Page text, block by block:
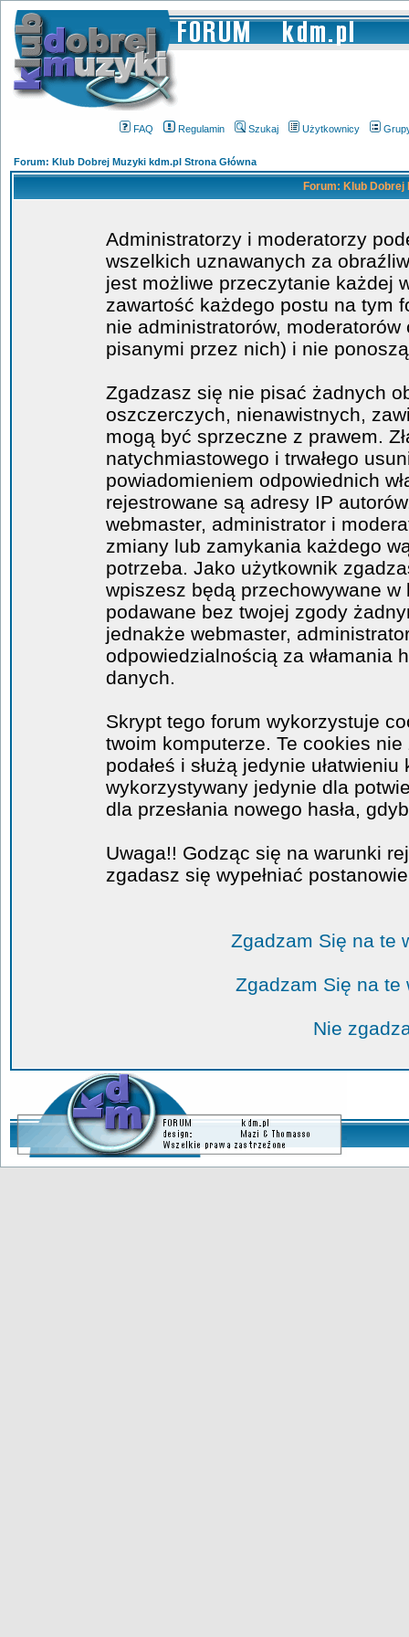
FAQ Regulamin Szukaj Użytkownicy
Forum: Klub Dobrej Muzyki kdm.pl Strona Główna
Forum: Klub
Administratorzy i moderatorzy
wszelkich uznawanych za
jest możliwe przeczytanie każdej
zawartość każdego postu na tym
nie administratorów,
pisanymi przez nich) i nie
Zgadzasz się nie pisać żadnych
oszczerczych, nienawistnych,
mogą być sprzeczne z prawem.
natychmiastowego i trwałego
powiadomieniem odpowiednich
rejestrowane są adresy IP
webmaster, administrator i
zmiany lub zamykania każdego
potrzeba. Jako użytkownik
wpiszesz będą przechowywane
podawane bez twojej zgody
jednakże webmaster,
odpowiedzialnością za włamania
danych.
Skrypt tego forum wykorzystuje
twoim komputerze. Te cookies
podałeś i służą jedynie
wykorzystywany jedynie dla
dla przesłania nowego hasła,
Uwaga!! Godząc się na warunki
zgadasz się wypełniać
Zgadzam Się na te
Zgadzam Się na
Nie